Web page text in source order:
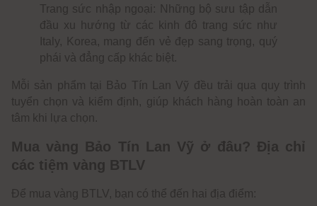
Trang sức nhập ngoại: Những bộ sưu tập dẫn
đầu xu hướng từ các kinh đô trang sức như
Italy, Korea, mang đến vẻ đẹp sang trọng, quý
phái và đẳng cấp khác biệt.
Mỗi sản phẩm tại Bảo Tín Lan Vỹ đều trải qua quy trình
tuyển chọn và kiểm định, giúp khách hàng hoàn toàn an
tâm khi lựa chọn.
Mua vàng Bảo Tín Lan Vỹ ở đâu? Địa chỉ
các tiệm vàng BTLV
Để mua vàng BTLV, bạn có thể đến hai địa điểm: